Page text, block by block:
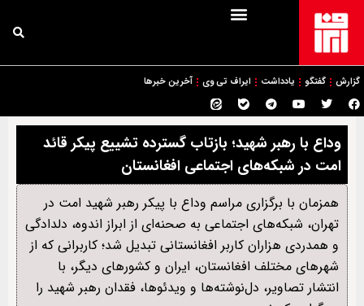
گزارش گفتگو یادداشت ایراف تی وی آخرین خبرها
وداع با رهبر شهید؛ بازتاب گسترده تشییع پیکر قائد
امت در شبکه‌های اجتماعی افغانستان
همزمان با برگزاری مراسم وداع با پیکر رهبر شهید امت در
تهران، شبکه‌های اجتماعی به صحنه‌ای از ابراز اندوه، دلدادگی
و همدردی هزاران کاربر افغانستانی تبدیل شد؛ کاربرانی که از
شهرهای مختلف افغانستان، ایران و کشورهای دیگر، با
انتشار تصاویر، دل‌نوشته‌ها و ویدئوها، فقدان رهبر شهید را